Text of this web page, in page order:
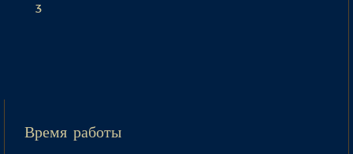
3
Время работы